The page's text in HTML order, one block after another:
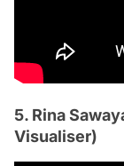
5. Rina
Visualiser)